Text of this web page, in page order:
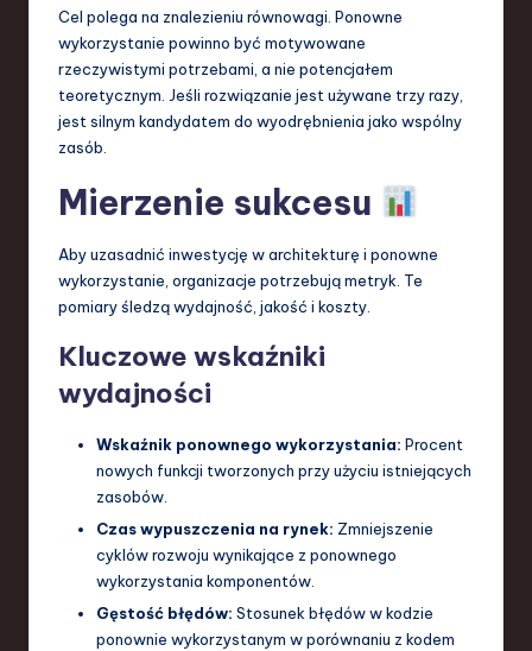
Cel polega na znalezieniu równowagi. Ponowne
wykorzystanie powinno być motywowane
rzeczywistymi potrzebami, a nie potencjałem
teoretycznym. Jeśli rozwiązanie jest używane trzy razy,
jest silnym kandydatem do wyodrębnienia jako wspólny
zasób.
Mierzenie sukcesu
Aby uzasadnić inwestycję w architekturę i ponowne
wykorzystanie, organizacje potrzebują metryk. Te
pomiary śledzą wydajność, jakość i koszty.
Kluczowe wskaźniki
wydajności
Wskaźnik ponownego wykorzystania: Procent
nowych funkcji tworzonych przy użyciu istniejących
zasobów.
Czas wypuszczenia na rynek: Zmniejszenie
cyklów rozwoju wynikające z ponownego
wykorzystania komponentów.
Gęstość błędów: Stosunek błędów w kodzie
ponownie wykorzystanym w porównaniu z kodem